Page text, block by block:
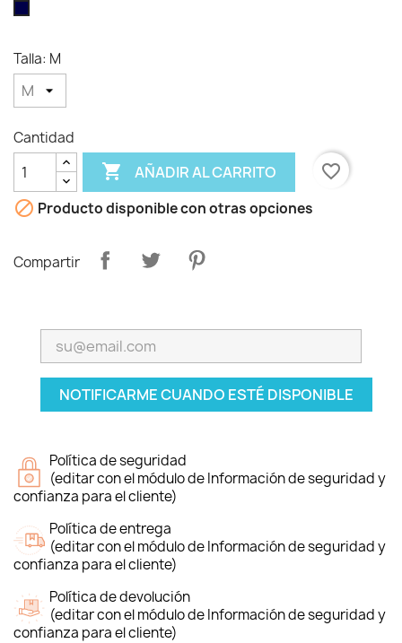
Talla: M
Cantidad
 AÑADIR AL CARRITO
favorite_border
 Producto disponible con otras opciones
Compartir
NOTIFICARME CUANDO ESTÉ DISPONIBLE
Política de seguridad
(editar con el módulo de Información de seguridad y
confianza para el cliente)
Política de entrega
(editar con el módulo de Información de seguridad y
confianza para el cliente)
Política de devolución
(editar con el módulo de Información de seguridad y
confianza para el cliente)